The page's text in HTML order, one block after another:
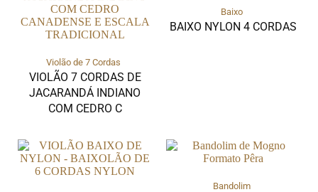
Violão de 7 Cordas
VIOLÃO 7 CORDAS DE
JACARANDÁ INDIANO
COM CEDRO C
Baixo
BAIXO NYLON 4 CORDAS
Bandolim